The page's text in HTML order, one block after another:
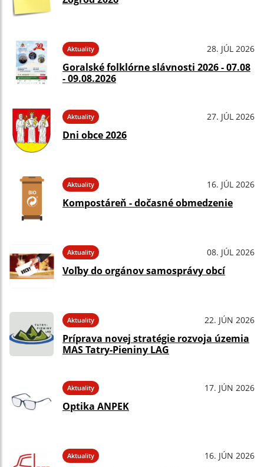
Aktuality 28. JÚL 2026
Goralské folklórne slávnosti 2026 - 07.08
- 09.08.2026
Aktuality 27. JÚL 2026
Dni obce 2026
Aktuality 16. JÚL 2026
Kompostáreň - dočasné obmedzenie
Aktuality 08. JÚL 2026
Voľby do orgánov samosprávy obcí
Aktuality 22. JÚN 2026
Príprava novej stratégie rozvoja územia
MAS Tatry-Pieniny LAG
Aktuality 17. JÚN 2026
Optika ANPEK
Aktuality 16. JÚN 2026